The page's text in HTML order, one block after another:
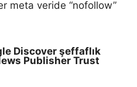
meta veride “nofollow”
Discover şeffaflık
Publisher Trust